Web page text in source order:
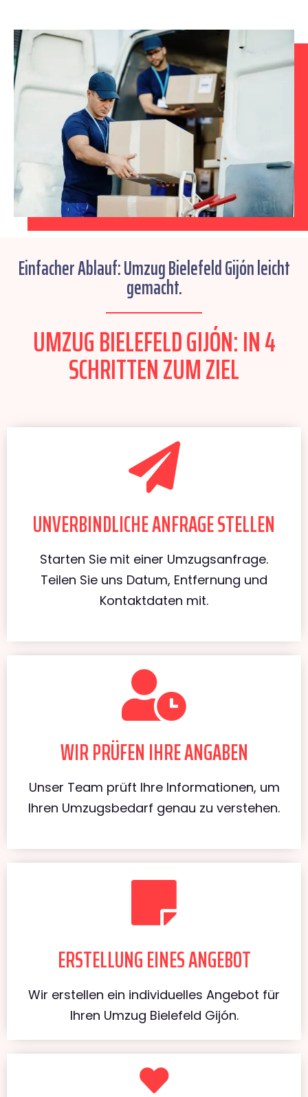
Einfacher Ablauf: Umzug Bielefeld Gijón leicht
gemacht.
UMZUG BIELEFELD GIJÓN: IN 4
SCHRITTEN ZUM ZIEL
UNVERBINDLICHE ANFRAGE STELLEN
Starten Sie mit einer Umzugsanfrage.
Teilen Sie uns Datum, Entfernung und
Kontaktdaten mit.
WIR PRÜFEN IHRE ANGABEN
Unser Team prüft Ihre Informationen, um
Ihren Umzugsbedarf genau zu verstehen.
ERSTELLUNG EINES ANGEBOT
Wir erstellen ein individuelles Angebot für
Ihren Umzug Bielefeld Gijón.